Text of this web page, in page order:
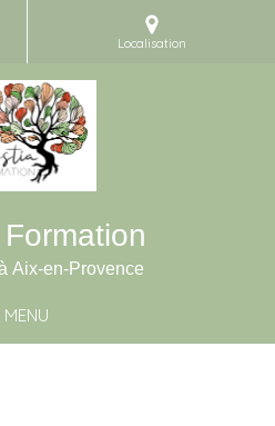
Localisation
Aix-en-Provence
MENU